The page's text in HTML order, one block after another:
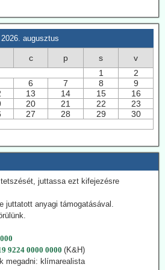
a kozmikus sugárzás és
Eredményei nem támogatták minden
USA és Németország
rejlő lehetőségek
fogadott el a geotermikus energia
Németországban 2024-ben
nyertek a föld mélyéből. Németország is
felgyorsítani.
Japán
vállalásaitól
Koreához hasonlóan – újra üzembe
amelyeket nemrég még egy
bélyegeztek. Az energiaügyi
bizonytalansággal” indokolták annak a
amelynek felszámolását korábban
klímalobbinak, Japán 2050-ig
De ahogy a realitás
2026. augusztus
c p s
v
1
2
6 7 8
9
13 14 15
16
20 21 22
23
27 28 29
30
juttassa ezt kifejezésre
juttatott anyagi támogatásával.
9224 0000 0000 (K&H)
megadni: klímarealista